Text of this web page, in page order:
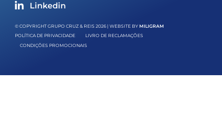
Linkedin
© COPYRIGHT GRUPO CRUZ & REIS 2026 | WEBSITE BYMILIGRAM
POLÍTICA DE PRIVACIDADE
LIVRO DE RECLAMAÇÕES
CONDIÇÕES PROMOCIONAIS